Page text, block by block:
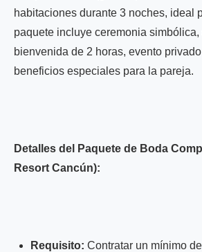
habitaciones durante 3 noches, ideal
paquete incluye ceremonia simbólica,
bienvenida de 2 horas, evento
beneficios especiales para la pareja.
Detalles del Paquete de Boda
Resort Cancún):
Requisito: Contratar un mínimo